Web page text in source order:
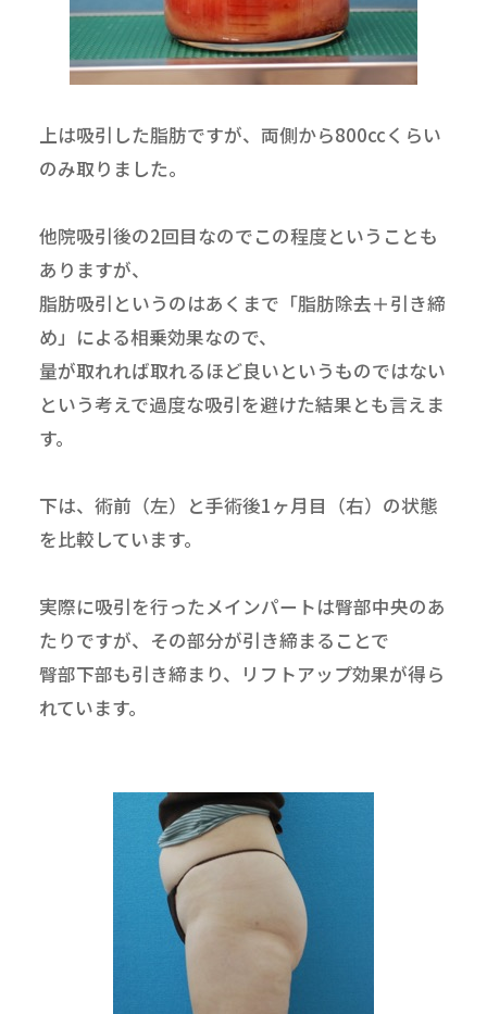
上は吸引した脂肪ですが、両側から800ccくらい
のみ取りました。
他院吸引後の2回目なのでこの程度ということも
ありますが、
脂肪吸引というのはあくまで「脂肪除去＋引き締
め」による相乗効果なので、
量が取れれば取れるほど良いというものではない
という考えで過度な吸引を避けた結果とも言えま
す。
下は、術前（左）と手術後1ヶ月目（右）の状態
を比較しています。
実際に吸引を行ったメインパートは臀部中央のあ
たりですが、その部分が引き締まることで
臀部下部も引き締まり、リフトアップ効果が得ら
れています。